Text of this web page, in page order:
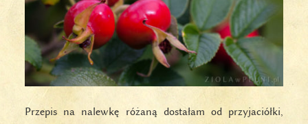
Przepis na nalewkę różaną dostałam od przyjaciółki,